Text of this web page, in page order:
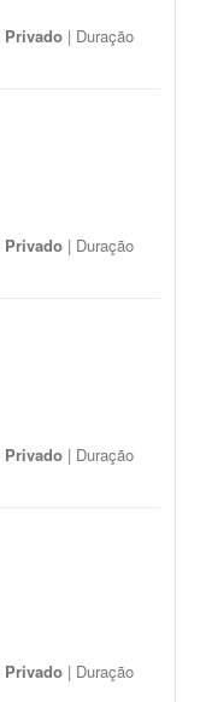
Privado | Duração
Privado | Duração
Privado | Duração
Privado | Duração